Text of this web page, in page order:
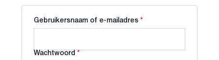
Gebruikersnaam of e-mailadres *Vereist
Wachtwoord *Vereist